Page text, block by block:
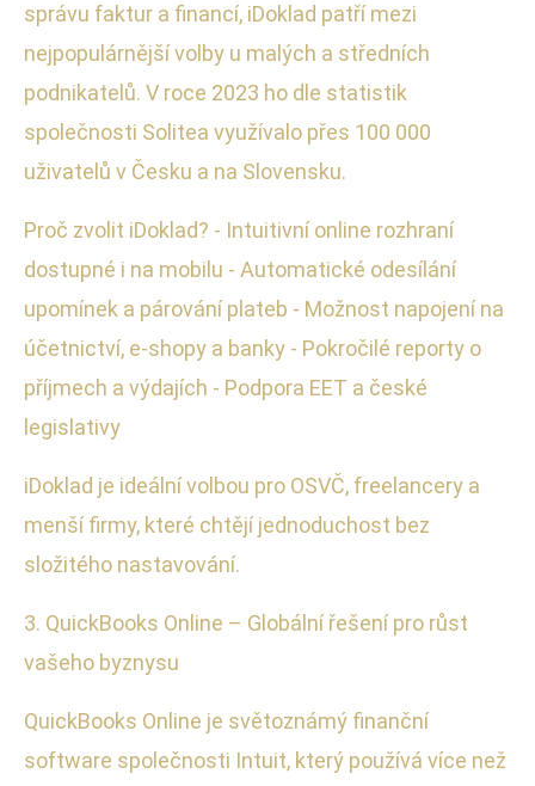
správu faktur a financí, iDoklad patří mezi
nejpopulárnější volby u malých a středních
podnikatelů. V roce 2023 ho dle statistik
společnosti Solitea využívalo přes 100 000
uživatelů v Česku a na Slovensku.
Proč zvolit iDoklad? - Intuitivní online rozhraní
dostupné i na mobilu - Automatické odesílání
upomínek a párování plateb - Možnost napojení na
účetnictví, e-shopy a banky - Pokročilé reporty o
příjmech a výdajích - Podpora EET a české
legislativy
iDoklad je ideální volbou pro OSVČ, freelancery a
menší firmy, které chtějí jednoduchost bez
složitého nastavování.
3. QuickBooks Online – Globální řešení pro růst
vašeho byznysu
QuickBooks Online je světoznámý finanční
software společnosti Intuit, který používá více než